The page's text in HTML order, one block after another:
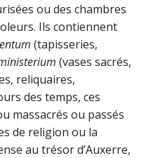
ou des chambres
Ils contiennent
(tapisseries,
(vases sacrés,
reliquaires,
des temps, ces
massacrés ou passés
de religion ou la
au trésor d’Auxerre,